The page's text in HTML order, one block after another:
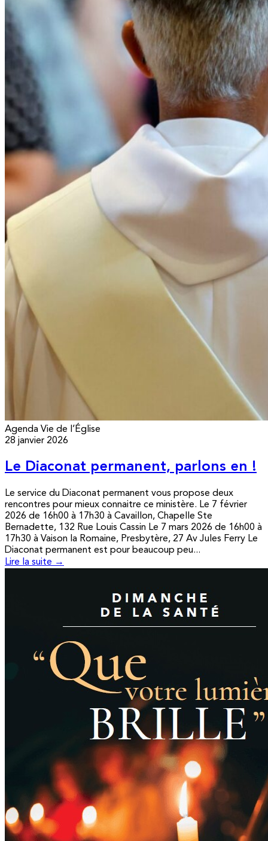
Agenda Vie de l’Église
28 janvier 2026
Le Diaconat permanent, parlons en !
Le service du Diaconat permanent vous propose deux
rencontres pour mieux connaitre ce ministère. Le 7 février
2026 de 16h00 à 17h30 à Cavaillon, Chapelle Ste
Bernadette, 132 Rue Louis Cassin Le 7 mars 2026 de 16h00 à
17h30 à Vaison la Romaine, Presbytère, 27 Av Jules Ferry Le
Diaconat permanent est pour beaucoup peu...
Lire la suite →